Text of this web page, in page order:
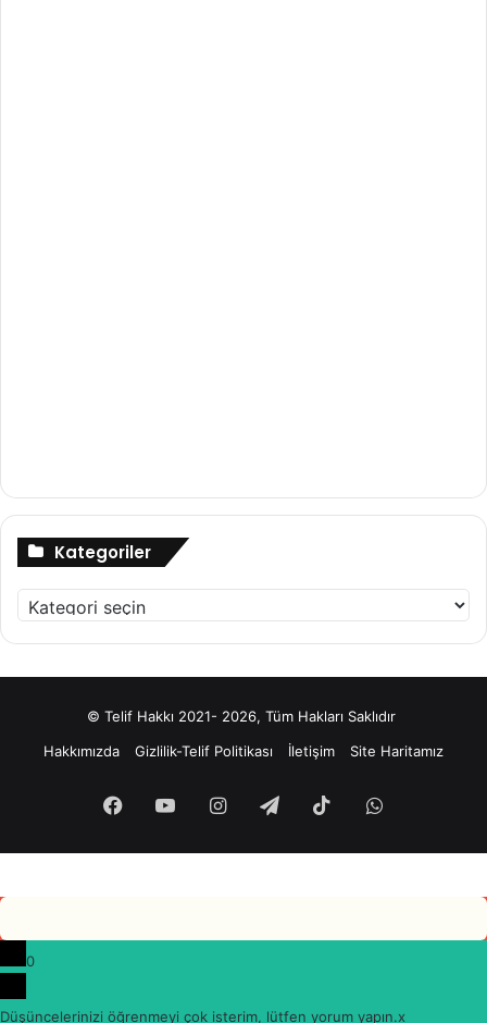
Kategoriler
Kategoriler
© Telif Hakkı 2021- 2026, Tüm Hakları Saklıdır
Hakkımızda
Gizlilik-Telif Politikası İletişim Site Haritamız
Facebook
YouTubeInstagram
TelegramTikTokWhatsApp
0
Düşüncelerinizi öğrenmeyi çok isterim, lütfen yorum yapın.x